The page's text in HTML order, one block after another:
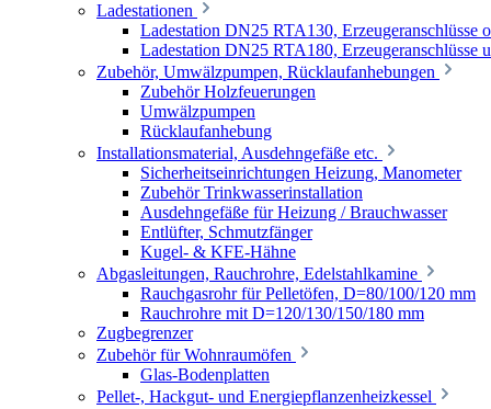
Ladestationen
Ladestation DN25 RTA130, Erzeugeranschlüsse
Ladestation DN25 RTA180, Erzeugeranschlüsse
Zubehör, Umwälzpumpen, Rücklaufanhebungen
Zubehör Holzfeuerungen
Umwälzpumpen
Rücklaufanhebung
Installationsmaterial, Ausdehngefäße etc.
Sicherheitseinrichtungen Heizung, Manometer
Zubehör Trinkwasserinstallation
Ausdehngefäße für Heizung / Brauchwasser
Entlüfter, Schmutzfänger
Kugel- & KFE-Hähne
Abgasleitungen, Rauchrohre, Edelstahlkamine
Rauchgasrohr für Pelletöfen, D=80/100/120 mm
Rauchrohre mit D=120/130/150/180 mm
Zugbegrenzer
Zubehör für Wohnraumöfen
Glas-Bodenplatten
Pellet-, Hackgut- und Energiepflanzenheizkessel